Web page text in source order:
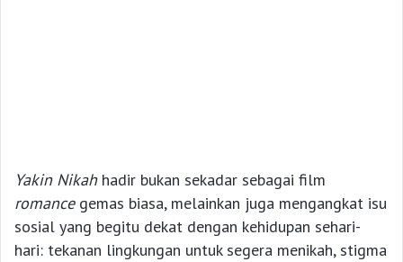
Yakin Nikahhadir bukan sekadar sebagai film
romancegemas biasa, melainkan juga mengangkat isu
sosial yang begitu dekat dengan kehidupan sehari-
hari: tekanan lingkungan untuk segera menikah, stigma